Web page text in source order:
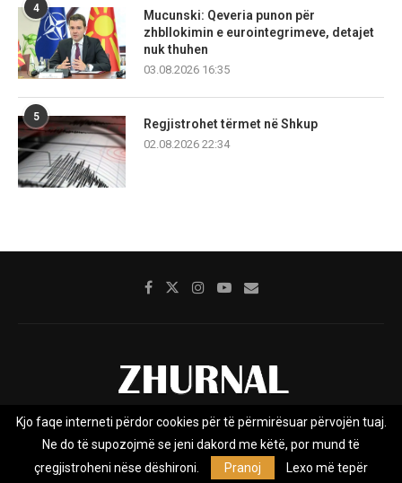
4
Mucunski: Qeveria punon për
zhbllokimin e eurointegrimeve, detajet
nuk thuhen
03.08.2026 16:35
5
Regjistrohet tërmet në Shkup
02.08.2026 22:34
Rreth nesh Impresumi Marketing
Privacy Policy
Kjo faqe interneti përdor cookies për të përmirësuar përvojën tuaj.
Ne do të supozojmë se jeni dakord me këtë, por mund të
çregjistroheni nëse dëshironi.
Pranoj Lexo më tepër